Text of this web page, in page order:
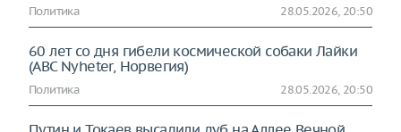
Политика 28.05.2026, 20:50
60 лет со дня гибели космической собаки Лайки
(ABC Nyheter, Норвегия)
Политика 28.05.2026, 20:50